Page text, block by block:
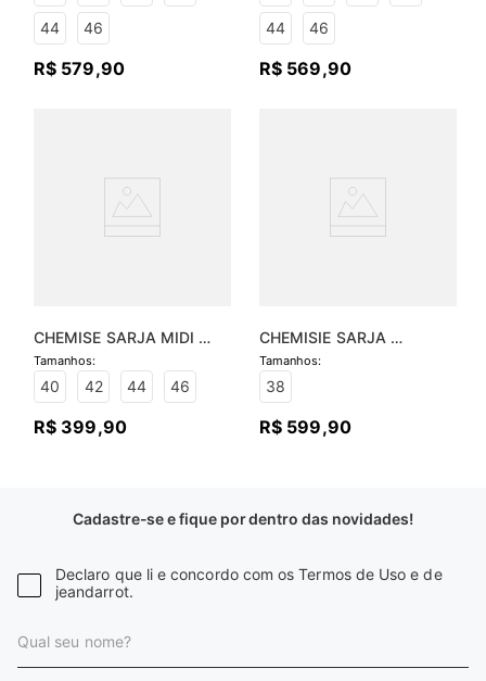
44 46
R$ 579,90
44 46
R$ 569,90
CHEMISE SARJA MIDI
COM FAIXA - VERDE
MENTA
40 42 44 46
R$ 399,90
CHEMISIE SARJA
BORDADO MIDI
38
R$ 599,90
Cadastre-se e fique por dentro das novidades!
Declaro que li e concordo com os Termos de Uso e de
jeandarrot.